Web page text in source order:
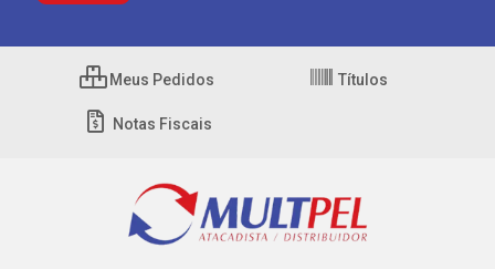
Meus Pedidos Títulos
Notas Fiscais